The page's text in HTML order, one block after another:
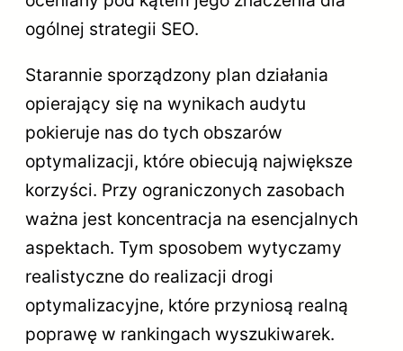
ogólnej strategii SEO.
Starannie sporządzony plan działania
opierający się na wynikach audytu
pokieruje nas do tych obszarów
optymalizacji, które obiecują największe
korzyści. Przy ograniczonych zasobach
ważna jest koncentracja na esencjalnych
aspektach. Tym sposobem wytyczamy
realistyczne do realizacji drogi
optymalizacyjne, które przyniosą realną
poprawę w rankingach wyszukiwarek.